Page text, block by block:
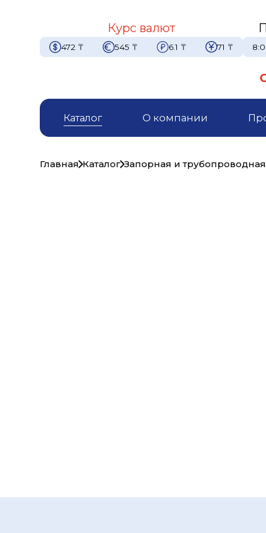
Курс валют
472 ₸ 545 ₸ 6.1 ₸ 71 ₸
Каталог О компании
Главная Каталог Запорная и